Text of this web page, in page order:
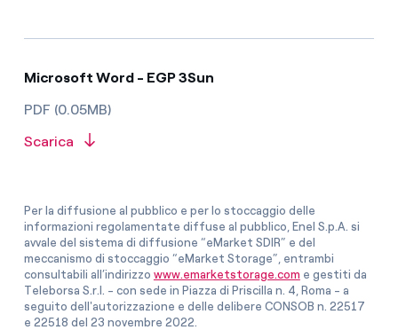
Microsoft Word - EGP 3Sun
PDF (0.05MB)
Scarica
Per la diffusione al pubblico e per lo stoccaggio delle
informazioni regolamentate diffuse al pubblico, Enel S.p.A. si
avvale del sistema di diffusione “eMarket SDIR” e del
meccanismo di stoccaggio “eMarket Storage”, entrambi
consultabili all’indirizzo www.emarketstorage.com e gestiti da
Teleborsa S.r.l. - con sede in Piazza di Priscilla n. 4, Roma - a
seguito dell'autorizzazione e delle delibere CONSOB n. 22517
e 22518 del 23 novembre 2022.